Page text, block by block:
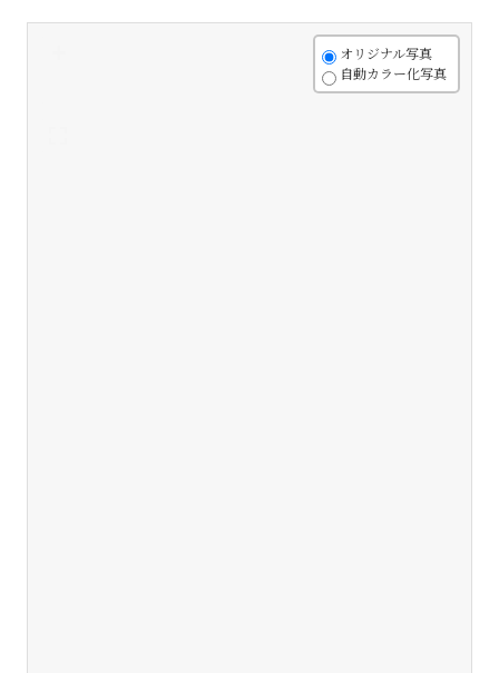
オリジナル写真
自動カラー化写真